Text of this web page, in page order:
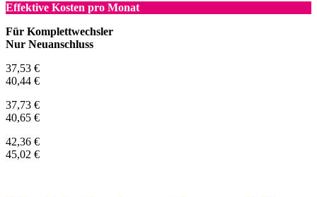
Effektive Kosten pro Monat
Für Komplettwechsler
Nur Neuanschluss
37,53 €
40,44 €
37,73 €
40,65 €
42,36 €
45,02 €